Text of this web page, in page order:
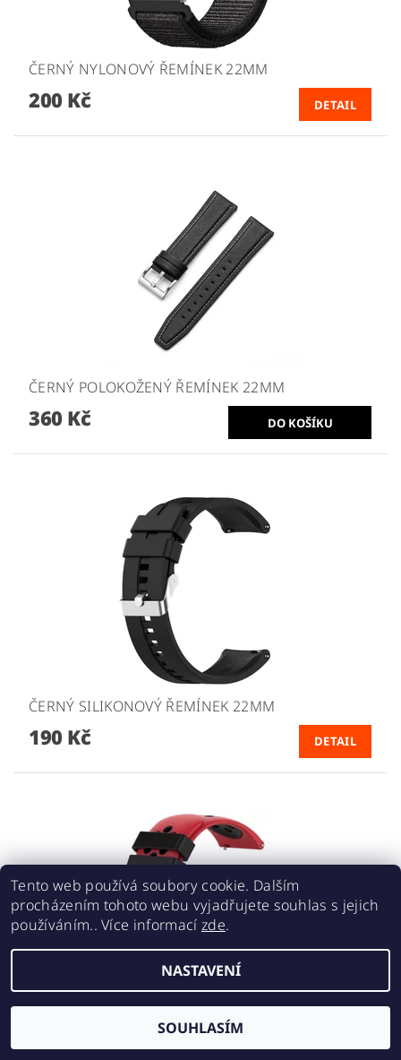
ČERNÝ NYLONOVÝ ŘEMÍNEK 22MM
200 Kč DETAIL
ČERNÝ POLOKOŽENÝ ŘEMÍNEK 22MM
360 Kč
ČERNÝ SILIKONOVÝ ŘEMÍNEK 22MM
190 Kč DETAIL
ČERVENO ČERNÝ DĚROVANÝ ŘEMÍNEK 22MM
220 Kč
Tento web používá soubory cookie. Dalším
procházením tohoto webu vyjadřujete souhlas s jejich
používáním.. Více informací zde.
NASTAVENÍ
SOUHLASÍM